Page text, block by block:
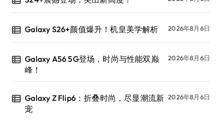
Galaxy S26+颜值爆升！机皇美学解析 2026年8月6日
Galaxy A56 5G登场，时尚与性能双巅
峰！
2026年8月6日
Galaxy Z Flip6：折叠时尚，尽显潮流新
宠
2026年8月6日